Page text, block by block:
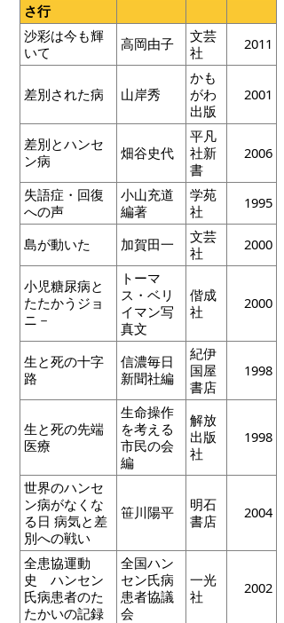
さ行
沙彩は今も輝
いて
高岡由子
文芸
社
2011
差別された病 山岸秀
かも
がわ
出版
2001
差別とハンセ
ン病
畑谷史代
平凡
社新
書
2006
失語症・回復
への声
小山充道
編著
学苑
社
1995
島が動いた 加賀田一
文芸
社
2000
小児糖尿病と
たたかうジョ
ニ－
トーマ
ス・ベリ
イマン写
真文
偕成
社
2000
生と死の十字
路
信濃毎日
新聞社編
紀伊
国屋
書店
1998
生と死の先端
医療
生命操作
を考える
市民の会
編
解放
出版
社
1998
世界のハンセ
ン病がなくな
る日 病気と差
別への戦い
笹川陽平
明石
書店
2004
全患協運動
史 ハンセン
氏病患者のた
たかいの記録
全国ハン
セン氏病
患者協議
会
一光
社
2002